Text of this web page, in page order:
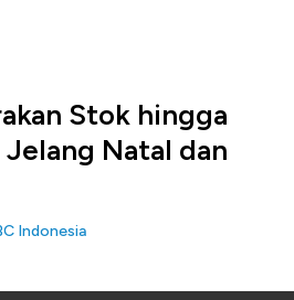
Stok hingga
Jelang Natal dan
Indonesia